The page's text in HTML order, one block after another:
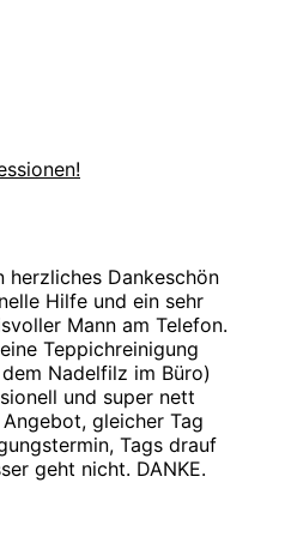
herzliches Dankeschön
Hilfe und ein sehr
Mann am Telefon.
Teppichreinigung
Nadelfilz im Büro)
und super nett
gleicher Tag
Tags drauf
geht nicht. DANKE.